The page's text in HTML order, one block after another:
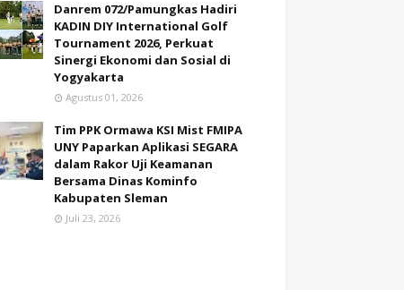
Danrem 072/Pamungkas Hadiri
KADIN DIY International Golf
Tournament 2026, Perkuat
Sinergi Ekonomi dan Sosial di
Yogyakarta
Agustus 01, 2026
Tim PPK Ormawa KSI Mist FMIPA
UNY Paparkan Aplikasi SEGARA
dalam Rakor Uji Keamanan
Bersama Dinas Kominfo
Kabupaten Sleman
Juli 23, 2026